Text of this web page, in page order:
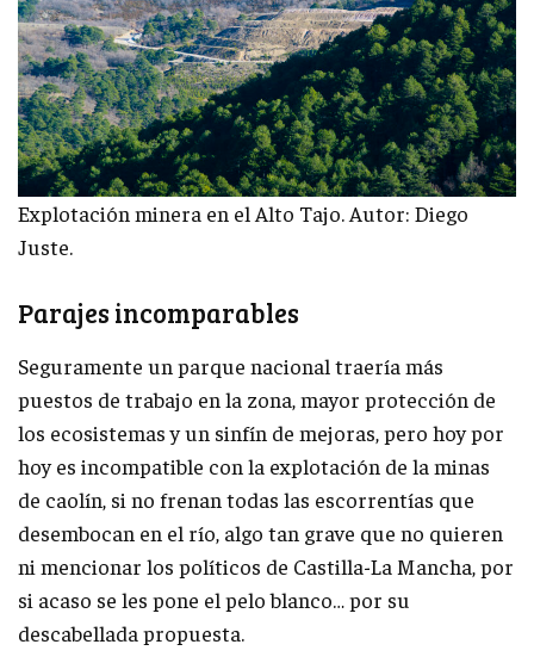
Explotación minera en el Alto Tajo. Autor: Diego
Juste.
Parajes incomparables
Seguramente un parque nacional traería más
puestos de trabajo en la zona, mayor protección de
los ecosistemas y un sinfín de mejoras, pero hoy por
hoy es incompatible con la explotación de la minas
de caolín, si no frenan todas las escorrentías que
desembocan en el río, algo tan grave que no quieren
ni mencionar los políticos de Castilla-La Mancha, por
si acaso se les pone el pelo blanco… por su
descabellada propuesta.